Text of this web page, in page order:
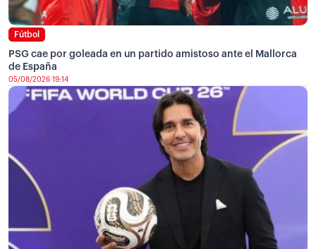
Fútbol
PSG cae por goleada en un partido amistoso ante el Mallorca
de España
05/08/2026 19:14